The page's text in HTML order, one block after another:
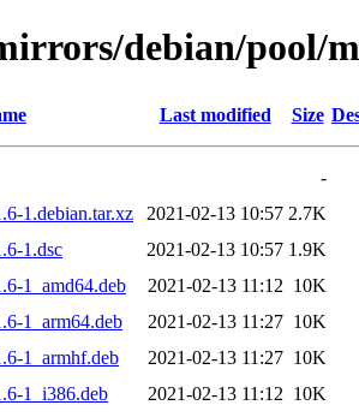
debian/pool/
Last modified Size
-
1.debian.tar.xz
2021-02-13 10:57 2.7K
1.dsc
2021-02-13 10:57 1.9K
1_amd64.deb
2021-02-13 11:12 10K
1_arm64.deb
2021-02-13 11:27 10K
1_armhf.deb
2021-02-13 11:27 10K
1_i386.deb
2021-02-13 11:12 10K